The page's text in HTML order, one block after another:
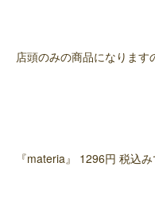
店頭のみの商品になります
『materia』 1296円 税込